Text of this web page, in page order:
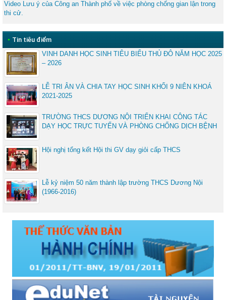
Video Lưu ý của Công an Thành phố về việc phòng chống gian lận trong
thi cử.
• Tin tiêu điểm
VINH DANH HỌC SINH TIÊU BIỂU THỦ ĐÔ NĂM HỌC 2025
– 2026
LỄ TRI ÂN VÀ CHIA TAY HỌC SINH KHỐI 9 NIÊN KHOÁ
2021-2025
TRƯỜNG THCS DƯƠNG NỘI TRIỂN KHAI CÔNG TÁC
DẠY HỌC TRỰC TUYẾN VÀ PHÒNG CHỐNG DỊCH BỆNH
Hội nghị tổng kết Hội thi GV dạy giỏi cấp THCS
Lễ kỷ niệm 50 năm thành lập trường THCS Dương Nội
(1966-2016)